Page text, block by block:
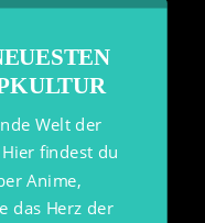
Welt der
findest du
Anime,
das Herz der